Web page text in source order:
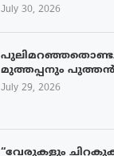
July 30, 2026
മുത്തപ്പനും പുത്തൻ
July 29, 2026
“വേരുകളും